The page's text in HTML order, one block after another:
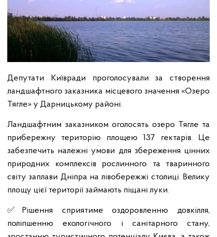
Депутати Київради проголосували за створення
ландшафтного заказника місцевого значення «Озеро
Тягле» у Дарницькому районі.
Ландшафтним заказником оголосять озеро Тягле та
прибережну територію площею 137 гектарів. Це
забезпечить належні умови для збереження цінних
природних комплексів рослинного та тваринного
світу заплави Дніпра на лівобережжі столиці. Велику
площу цієї території займають піщані луки.
✅
Рішення сприятиме оздоровленню довкілля,
поліпшенню екологічного і санітарного стану,